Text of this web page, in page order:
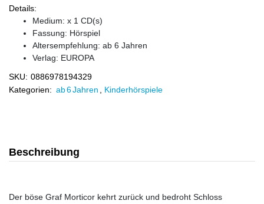
Details:
Medium: x 1 CD(s)
Fassung: Hörspiel
Altersempfehlung: ab 6 Jahren
Verlag: EUROPA
SKU: 0886978194329
Kategorien: ab 6 Jahren Kinderhörspiele
Beschreibung
Der böse Graf Morticor kehrt zurück und bedroht Schloss